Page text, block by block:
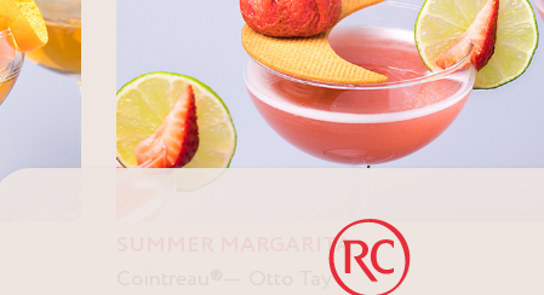
SUMMER MARGARITA
Otto Tay